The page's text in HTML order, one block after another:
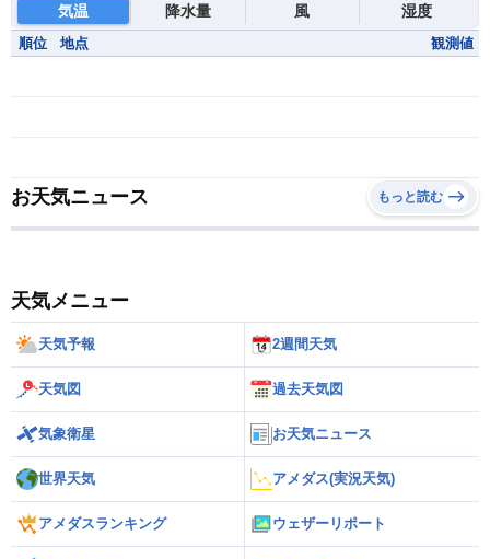
気温 降水量 風 湿度
順位 地点 観測値
お天気ニュース もっと読む
天気メニュー
天気予報 2週間天気
天気図 過去天気図
気象衛星 お天気ニュース
世界天気 アメダス(実況天気)
アメダスランキング ウェザーリポート